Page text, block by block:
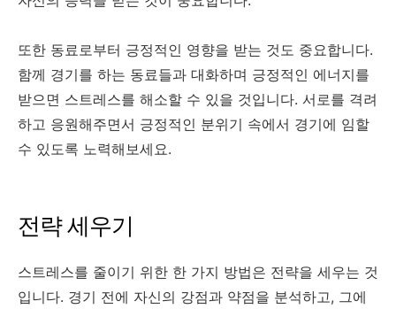
또한 동료로부터 긍정적인 영향을 받는 것도 중요합니다.
함께 경기를 하는 동료들과 대화하며 긍정적인 에너지를
받으면 스트레스를 해소할 수 있을 것입니다. 서로를 격려
하고 응원해주면서 긍정적인 분위기 속에서 경기에 임할
수 있도록 노력해보세요.
전략 세우기
스트레스를 줄이기 위한 한 가지 방법은 전략을 세우는 것
입니다. 경기 전에 자신의 강점과 약점을 분석하고, 그에